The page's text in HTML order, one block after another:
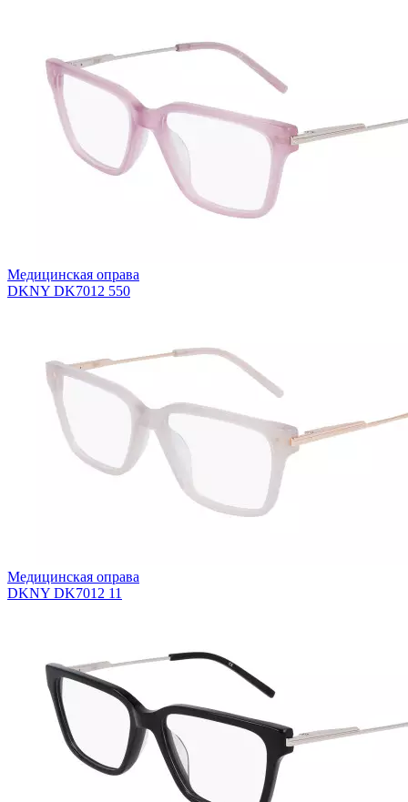
Медицинская оправа
DKNY DK7012 550
Медицинская оправа
DKNY DK7012 11